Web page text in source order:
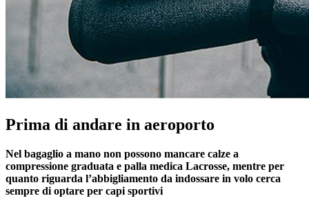
Prima di andare in aeroporto
Nel bagaglio a mano non possono mancare calze a
compressione graduata e palla medica Lacrosse, mentre per
quanto riguarda l’abbigliamento da indossare in volo cerca
sempre di optare per capi sportivi